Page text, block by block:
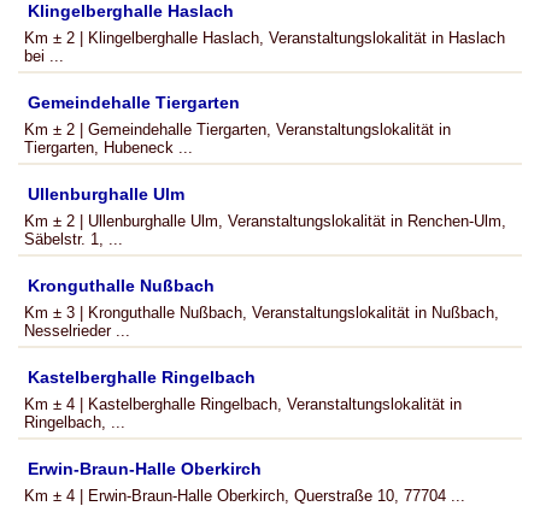
Klingelberghalle Haslach
Km ± 2 | Klingelberghalle Haslach, Veranstaltungslokalität in Haslach
bei ...
Gemeindehalle Tiergarten
Km ± 2 | Gemeindehalle Tiergarten, Veranstaltungslokalität in
Tiergarten, Hubeneck ...
Ullenburghalle Ulm
Km ± 2 | Ullenburghalle Ulm, Veranstaltungslokalität in Renchen-Ulm,
Säbelstr. 1, ...
Kronguthalle Nußbach
Km ± 3 | Kronguthalle Nußbach, Veranstaltungslokalität in Nußbach,
Nesselrieder ...
Kastelberghalle Ringelbach
Km ± 4 | Kastelberghalle Ringelbach, Veranstaltungslokalität in
Ringelbach, ...
Erwin-Braun-Halle Oberkirch
Km ± 4 | Erwin-Braun-Halle Oberkirch, Querstraße 10, 77704 ...